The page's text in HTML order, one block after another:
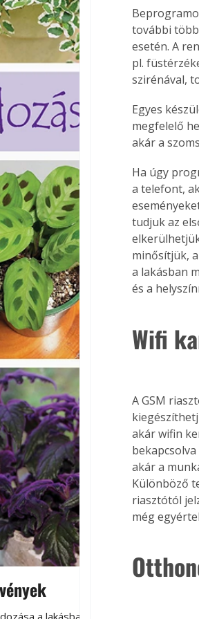
további
esetén. A
pl.
szirénával,
Egyes
megfelelő
akár a
Ha úgy
a telefont,
tudjuk az
minősítjük,
a lakásban
és a
Wifi
A GSM
akár wifin
akár a
Különböző
riasztótól
még